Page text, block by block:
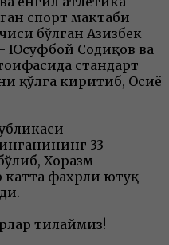
спорт мактаби
бўлган Азизбек
Юсуфбой Содиқов ва
стандарт
қўлга киритиб, Осиё
33
Хоразм
катта фахрли ютуқ
тилаймиз!